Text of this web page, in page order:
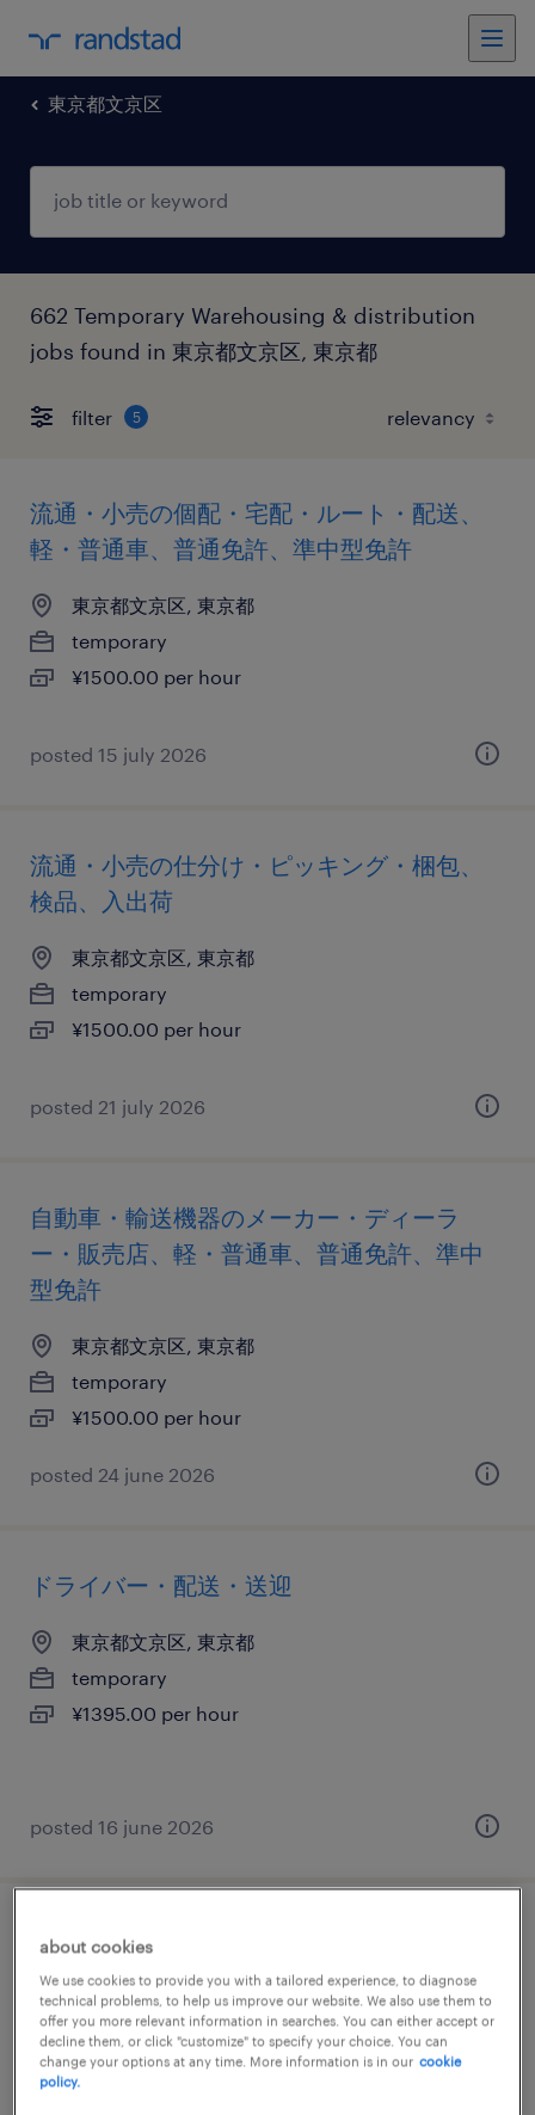
東京都文京区
662 Temporary Warehousing & distribution
jobs found in 東京都文京区, 東京都
filter 5
流通・小売の個配・宅配・ルート・配送、
軽・普通車、普通免許、準中型免許
東京都文京区, 東京都
temporary
¥1500.00 per hour
posted 15 july 2026
流通・小売の仕分け・ピッキング・梱包、
検品、入出荷
東京都文京区, 東京都
temporary
¥1500.00 per hour
posted 21 july 2026
自動車・輸送機器のメーカー・ディーラ
ー・販売店、軽・普通車、普通免許、準中
型免許
東京都文京区, 東京都
temporary
¥1500.00 per hour
posted 24 june 2026
ドライバー・配送・送迎
東京都文京区, 東京都
temporary
¥1395.00 per hour
posted 16 june 2026
商社・卸の検品、検査、仕分け・ピッキン
グ・梱包、その他（倉庫・軽作業）
東京都文京区, 東京都
temporary
about cookies
We use cookies to provide you with a tailored experience, to diagnose
technical problems, to help us improve our website. We also use them to
offer you more relevant information in searches. You can either accept or
decline them, or click "customize" to specify your choice. You can
change your options at any time. More information is in our cookie
policy.